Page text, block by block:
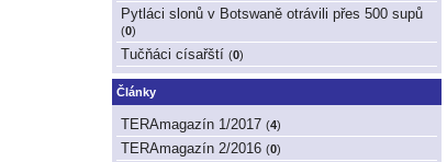
Pytláci slonů v Botswaně otrávili přes 500 supů
(0)
Tučňáci císařští (0)
Články
TERAmagazín 1/2017 (4)
TERAmagazín 2/2016 (0)